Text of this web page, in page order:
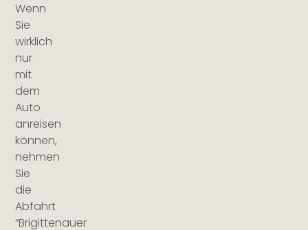
Wenn
Sie
wirklich
nur
mit
dem
Auto
anreisen
können,
nehmen
Sie
die
Abfahrt
“Brigittenauer